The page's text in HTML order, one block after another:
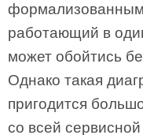
работающий в
может обойтись
Однако такая
пригодится
со всей